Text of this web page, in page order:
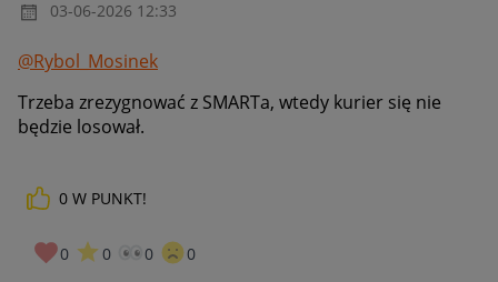
‎03-06-2026 12:33
@Rybol_Mosinek
Trzeba zrezygnować z SMARTa, wtedy kurier się nie
będzie losował.
0 W PUNKT!
0 0 0 0